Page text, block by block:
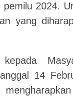
2024.
yang
kepada
14